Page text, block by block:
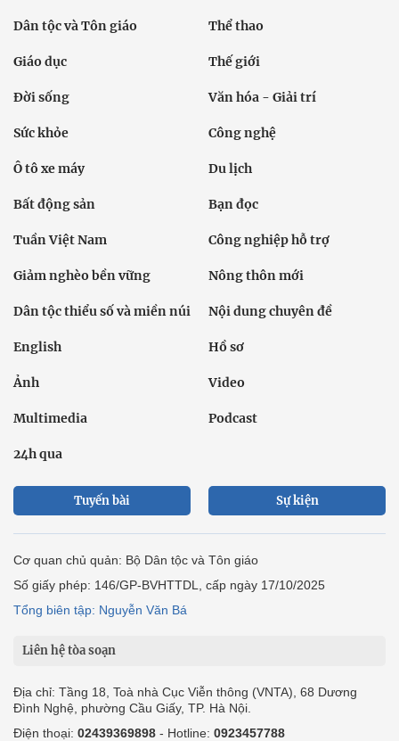
Dân tộc và Tôn giáo Thể thao
Giáo dục Thế giới
Đời sống Văn hóa - Giải trí
Sức khỏe Công nghệ
Ô tô xe máy Du lịch
Bất động sản Bạn đọc
Tuần Việt Nam Công nghiệp hỗ trợ
Giảm nghèo bền vững Nông thôn mới
Dân tộc thiểu số và miền núi Nội dung chuyên đề
English Hồ sơ
Ảnh Video
Multimedia Podcast
24h qua
Tuyến bài Sự kiện
Cơ quan chủ quản: Bộ Dân tộc và Tôn giáo
Số giấy phép: 146/GP-BVHTTDL, cấp ngày 17/10/2025
Tổng biên tập: Nguyễn Văn Bá
Liên hệ tòa soạn
Địa chỉ: Tầng 18, Toà nhà Cục Viễn thông (VNTA), 68 Dương
Đình Nghệ, phường Cầu Giấy, TP. Hà Nội.
Điện thoại: 02439369898 - Hotline: 0923457788